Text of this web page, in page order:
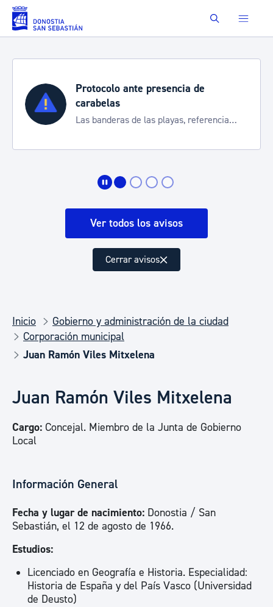
Saltar al contenido principal Buscar
Protocolo ante presencia de
carabelas
Las banderas de las playas, referencia
Ver todos los avisos
Cerrar avisos
Inicio
Gobierno y administración de la ciudad
Corporación municipal
Juan Ramón Viles Mitxelena
Juan Ramón Viles Mitxelena
Cargo: Concejal. Miembro de la Junta de Gobierno
Local
Información General
Fecha y lugar de nacimiento: Donostia / San
Sebastián, el 12 de agosto de 1966.
Estudios:
Licenciado en Geografía e Historia. Especialidad:
Historia de España y del País Vasco (Universidad
de Deusto)